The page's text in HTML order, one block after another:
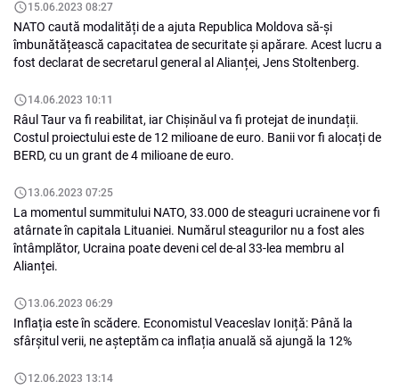
15.06.2023 08:27
NATO caută modalități de a ajuta Republica Moldova să-și
îmbunătățească capacitatea de securitate și apărare. Acest lucru a
fost declarat de secretarul general al Alianței, Jens Stoltenberg.
14.06.2023 10:11
Râul Taur va fi reabilitat, iar Chișinăul va fi protejat de inundații.
Costul proiectului este de 12 milioane de euro. Banii vor fi alocați de
BERD, cu un grant de 4 milioane de euro.
13.06.2023 07:25
La momentul summitului NATO, 33.000 de steaguri ucrainene vor fi
atârnate în capitala Lituaniei. Numărul steagurilor nu a fost ales
întâmplător, Ucraina poate deveni cel de-al 33-lea membru al
Alianței.
13.06.2023 06:29
Inflația este în scădere. Economistul Veaceslav Ioniță: Până la
sfârșitul verii, ne așteptăm ca inflația anuală să ajungă la 12%
12.06.2023 13:14